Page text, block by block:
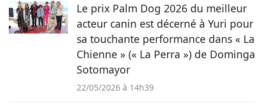
Le prix Palm Dog 2026 du meilleur
acteur canin est décerné à Yuri pour
sa touchante performance dans « La
Chienne » (« La Perra ») de Dominga
Sotomayor
22/05/2026 à 14h39